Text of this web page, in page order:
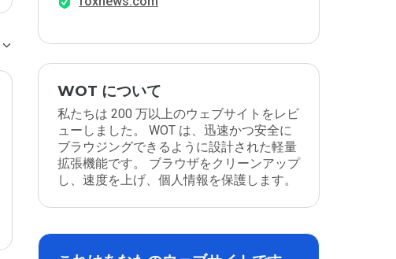
WOT について
私たちは 200 万以上のウェブサイトをレビ
ューしました。 WOT は、迅速かつ安全に
ブラウジングできるように設計された軽量
拡張機能です。 ブラウザをクリーンアップ
し、速度を上げ、個人情報を保護します。